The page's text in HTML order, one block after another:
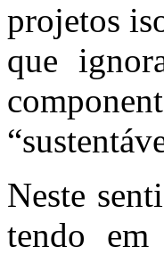
projetos
que
Neste
tendo